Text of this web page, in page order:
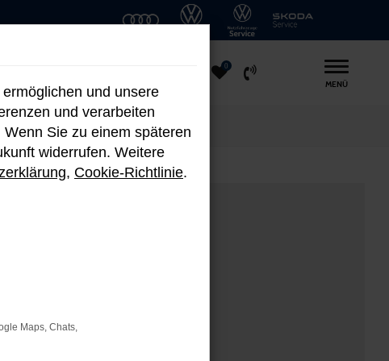
MENÜ
0
und unsere
und verarbeiten
Sie zu einem späteren
widerrufen. Weitere
, Cookie-Richtlinie.
Maps, Chats,